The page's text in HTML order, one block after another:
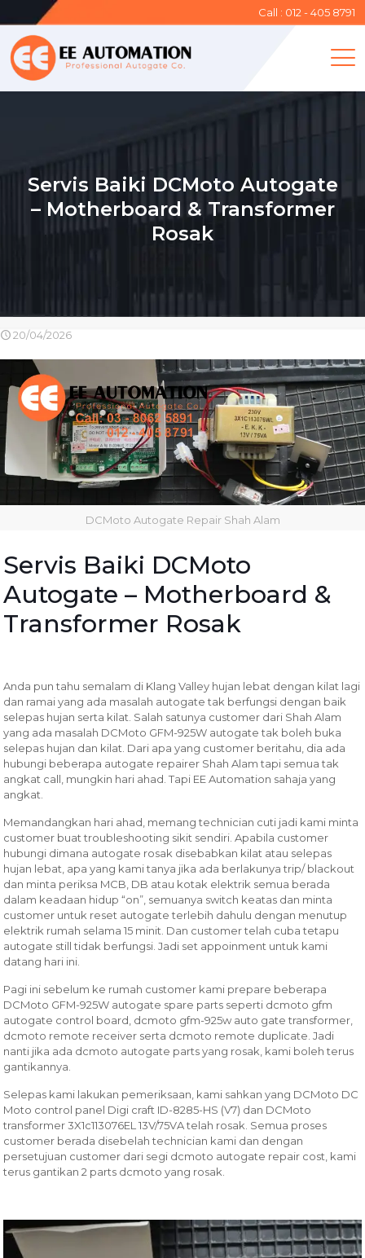
Call : 012 - 405 8791
Servis Baiki DCMoto Autogate
– Motherboard & Transformer
Rosak
20/04/2026
DCMoto Autogate Repair Shah Alam
Servis Baiki DCMoto
Autogate – Motherboard &
Transformer Rosak
Anda pun tahu semalam di Klang Valley hujan lebat dengan kilat lagi
dan ramai yang ada masalah autogate tak berfungsi dengan baik
selepas hujan serta kilat. Salah satunya customer dari Shah Alam
yang ada masalah DCMoto GFM-925W autogate tak boleh buka
selepas hujan dan kilat. Dari apa yang customer beritahu, dia ada
hubungi beberapa autogate repairer Shah Alam tapi semua tak
angkat call, mungkin hari ahad. Tapi EE Automation sahaja yang
angkat.
Memandangkan hari ahad, memang technician cuti jadi kami minta
customer buat troubleshooting sikit sendiri. Apabila customer
hubungi dimana autogate rosak disebabkan kilat atau selepas
hujan lebat, apa yang kami tanya jika ada berlakunya trip/ blackout
dan minta periksa MCB, DB atau kotak elektrik semua berada
dalam keadaan hidup “on”, semuanya switch keatas dan minta
customer untuk reset autogate terlebih dahulu dengan menutup
elektrik rumah selama 15 minit. Dan customer telah cuba tetapu
autogate still tidak berfungsi. Jadi set appoinment untuk kami
datang hari ini.
Pagi ini sebelum ke rumah customer kami prepare beberapa
DCMoto GFM-925W autogate spare parts seperti dcmoto gfm
autogate control board, dcmoto gfm-925w auto gate transformer,
dcmoto remote receiver serta dcmoto remote duplicate. Jadi
nanti jika ada dcmoto autogate parts yang rosak, kami boleh terus
gantikannya.
Selepas kami lakukan pemeriksaan, kami sahkan yang DCMoto DC
Moto control panel Digi craft ID-8285-HS (V7) dan DCMoto
transformer 3X1c113076EL 13V/75VA telah rosak. Semua proses
customer berada disebelah technician kami dan dengan
persetujuan customer dari segi dcmoto autogate repair cost, kami
terus gantikan 2 parts dcmoto yang rosak.